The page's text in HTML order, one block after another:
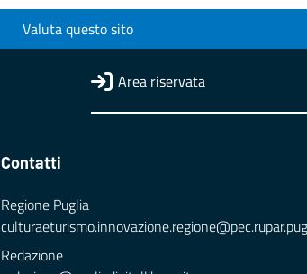
Valuta questo sito
Area riservata
Contatti
Regione Puglia
Redazione